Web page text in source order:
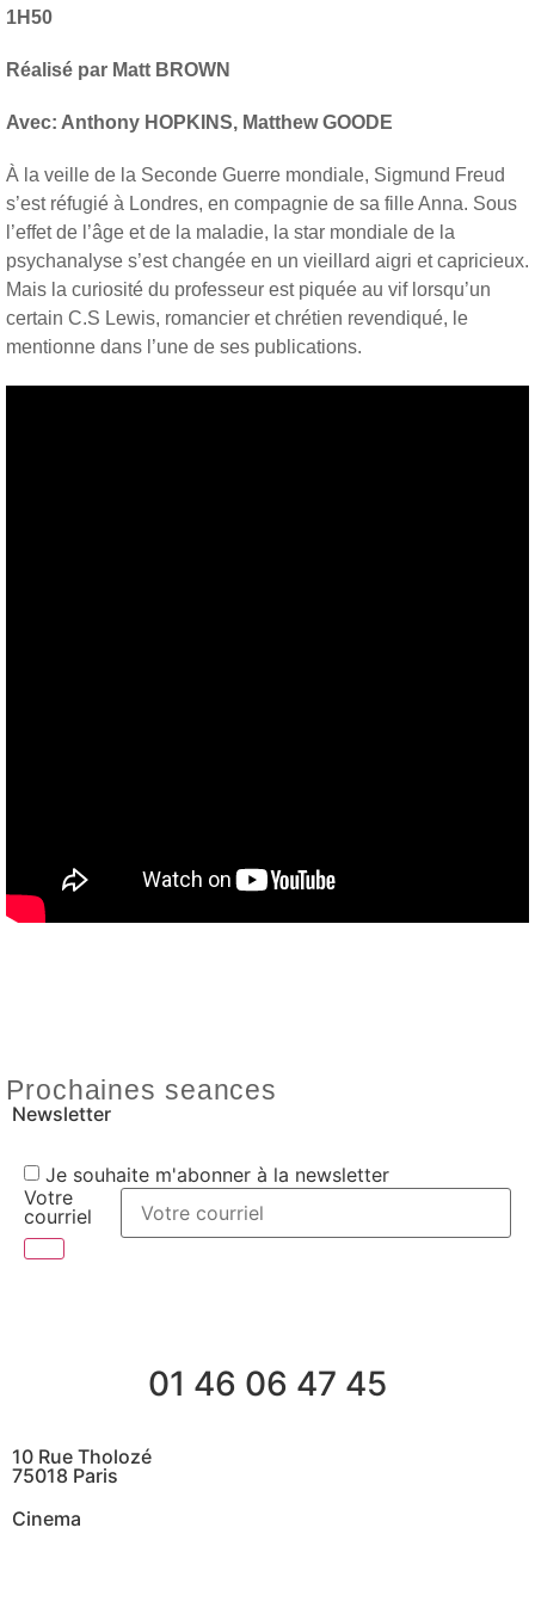
1H50
Réalisé par Matt BROWN
Avec: Anthony HOPKINS, Matthew GOODE
À la veille de la Seconde Guerre mondiale, Sigmund Freud
s’est réfugié à Londres, en compagnie de sa fille Anna. Sous
l’effet de l’âge et de la maladie, la star mondiale de la
psychanalyse s’est changée en un vieillard aigri et capricieux.
Mais la curiosité du professeur est piquée au vif lorsqu’un
certain C.S Lewis, romancier et chrétien revendiqué, le
mentionne dans l’une de ses publications.
Prochaines seances
Newsletter
Je souhaite m'abonner à la newsletter
Votre
courriel
01 46 06 47 45
10 Rue Tholozé
75018 Paris
Cinema